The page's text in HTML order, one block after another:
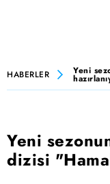
HABERLER Yeni
Yeni
dizisi